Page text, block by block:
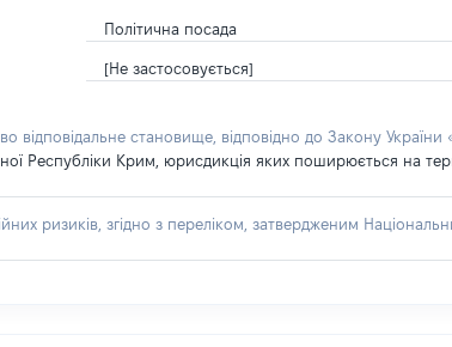
Політична посада
[Не застосовується]
становище, відповідно до Закону України
Республіки Крим, юрисдикція яких поширюється на
ризиків, згідно з переліком, затвердженим